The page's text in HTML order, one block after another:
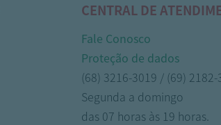
CENTRAL DE
Fale Conosco
Proteção de dados
(68) 3216-3019 / (69) 2182-
Segunda a domingo
das 07 horas às 19 horas.